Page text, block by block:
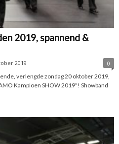
2019, spannend &
2019
0
verlengde zondag 20 oktober 2019,
Kampioen SHOW 2019"! Showband